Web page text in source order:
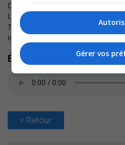
DEGRÉ D’ALCOOL
La Maremma, un nouveau joueur en
Toscane. Ce terroir magnifie ici le
touche bordelaise.
Écoutez l'extrait audio
Retour
Gérer vos